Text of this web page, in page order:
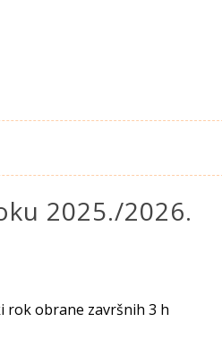
2025./2026.
rok obrane završnih 3 h